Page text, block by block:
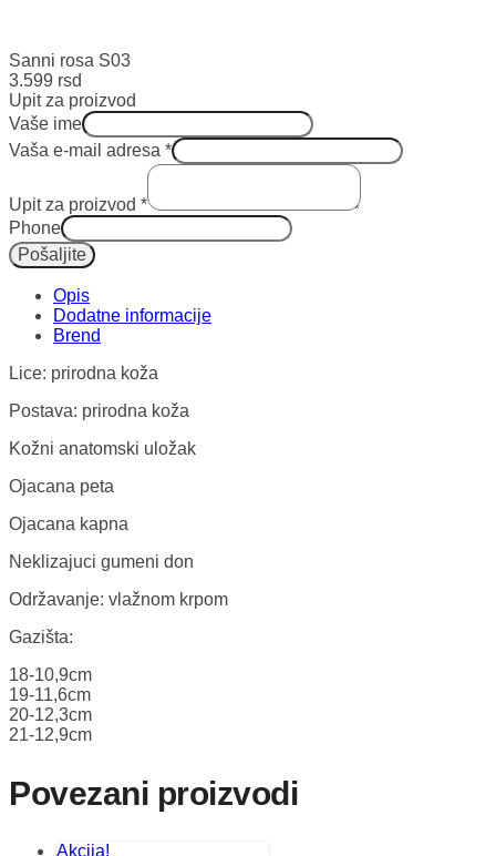
Sanni rosa S03
3.599 rsd
Upit za proizvod
Vaše ime
Vaša e-mail adresa *
Upit za proizvod *
Phone
Pošaljite
Opis
Dodatne informacije
Lice: prirodna koža
Postava: prirodna koža
Kožni anatomski uložak
Ojacana peta
Ojacana kapna
Neklizajuci gumeni don
Održavanje: vlažnom krpom
Gazišta:
18-10,9cm
19-11,6cm
20-12,3cm
21-12,9cm
Povezani proizvodi
Akcija!